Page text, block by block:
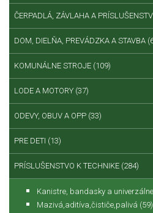
ČERPADLÁ, ZÁVLAHA A
DOM, DIELŇA, PREVÁDZKA A STAVBA
KOMUNÁLNE STROJE (109)
LODE A MOTORY (37)
ODEVY, OBUV A OPP (33)
PRE DETI (13)
PRÍSLUŠENSTVO K TECHNIKE (284)
Kanistre, bandasky a
Mazivá,aditíva,čističe,palivá (59)